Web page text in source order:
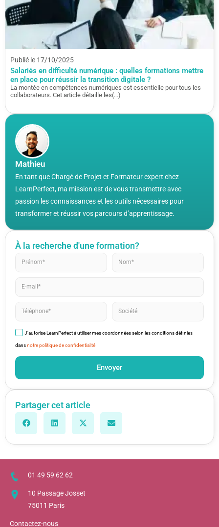
Mathieu
En tant que Chargé de Projet et Formateur expert chez
LearnPerfect, ma mission est de vous transmettre avec
passion les connaissances et les outils nécessaires pour
transformer et réussir vos parcours d’apprentissage.
À la recherche d'une formation?
J'autorise LearnPerfect à utiliser mes coordonnées selon les conditions définies
dansnotre politique de confidentialité
Envoyer
Partager cet article
Publié le 17/10/2025
Salariés en difficulté numérique : quelles formations mettre
en place pour réussir la transition digitale ?
La montée en compétences numériques est essentielle pour tous les
collaborateurs. Cet article détaille les(…)
01 49 59 62 62
10 Passage Josset
75011 Paris
Contactez-nous